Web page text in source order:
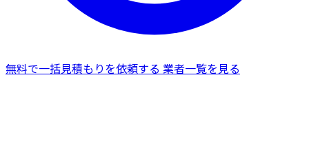
無料で一括見積もりを依頼する 業者一覧を見る